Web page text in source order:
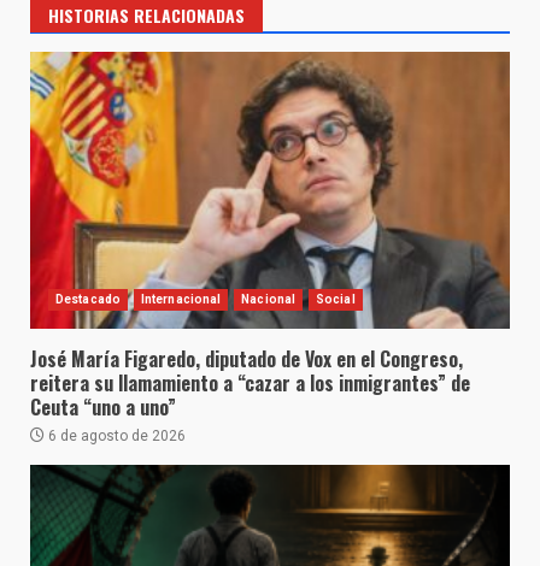
HISTORIAS RELACIONADAS
Destacado Internacional Nacional Social
José María Figaredo, diputado de Vox en el Congreso,
reitera su llamamiento a “cazar a los inmigrantes” de
Ceuta “uno a uno”
6 de agosto de 2026